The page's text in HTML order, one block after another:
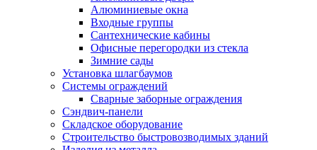
Алюминиевые окна
Входные группы
Сантехнические кабины
Офисные перегородки из стекла
Зимние сады
Установка шлагбаумов
Системы ограждений
Cварные заборные ограждения
Сэндвич-панели
Складское оборудование
Строительство быстровозводимых зданий